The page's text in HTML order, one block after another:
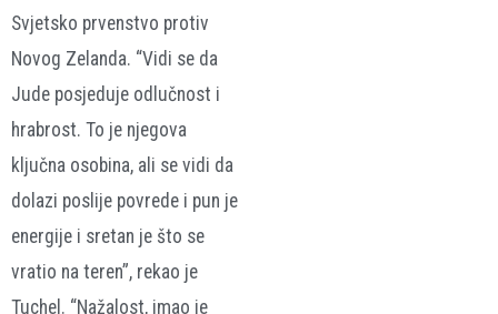
Svjetsko prvenstvo protiv
Novog Zelanda. “Vidi se da
Jude posjeduje odlučnost i
hrabrost. To je njegova
ključna osobina, ali se vidi da
dolazi poslije povrede i pun je
energije i sretan je što se
vratio na teren”, rekao je
Tuchel. “Nažalost, imao je